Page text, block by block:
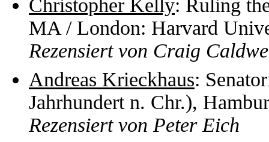
Christopher Kelly: Ruling
MA / London: Harvard
Rezensiert von Craig
Andreas Krieckhaus:
Jahrhundert n. Chr.),
Rezensiert von Peter Eich